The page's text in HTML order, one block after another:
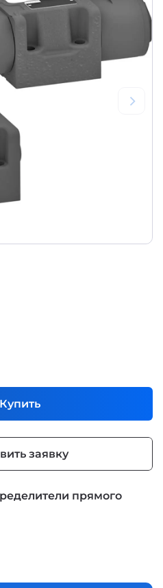
Купить
заявку
прямого